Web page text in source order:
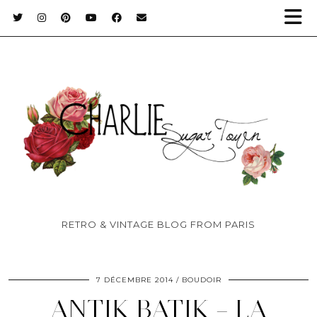
RETRO & VINTAGE BLOG FROM PARIS
7 DÉCEMBRE 2014 BOUDOIR
ANTIK BATIK – LA